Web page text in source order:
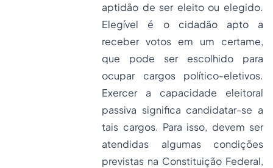
aptidão de ser eleito ou elegido.
Elegível é o cidadão apto a
receber votos em um certame,
que pode ser escolhido para
ocupar cargos político-eletivos.
Exercer a capacidade eleitoral
passiva significa candidatar-se a
tais cargos. Para isso, devem ser
atendidas algumas condições
previstas na Constituição Federal,